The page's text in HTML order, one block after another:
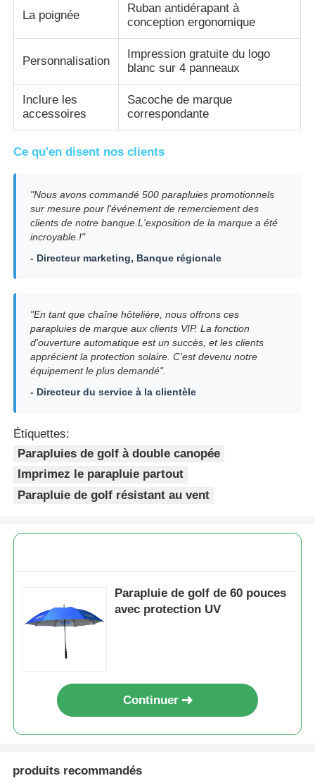
La poignée
Ruban antidérapant à
conception ergonomique
Personnalisation
Impression gratuite du logo
blanc sur 4 panneaux
Inclure les
accessoires
Sacoche de marque
correspondante
Ce qu'en disent nos clients
"Nous avons commandé 500 parapluies promotionnels
sur mesure pour l'événement de remerciement des
clients de notre banque.L'exposition de la marque a été
incroyable.!"
- Directeur marketing, Banque régionale
"En tant que chaîne hôtelière, nous offrons ces
parapluies de marque aux clients VIP. La fonction
d'ouverture automatique est un succès, et les clients
apprécient la protection solaire. C'est devenu notre
équipement le plus demandé".
- Directeur du service à la clientèle
Étiquettes:
Parapluies de golf à double canopée
Imprimez le parapluie partout
Parapluie de golf résistant au vent
Parapluie de golf de 60 pouces
avec protection UV
Continuer
produits recommandés